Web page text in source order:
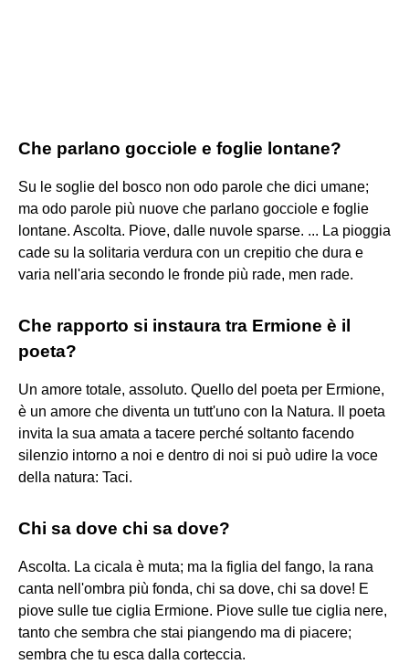
Che parlano gocciole e foglie lontane?
Su le soglie del bosco non odo parole che dici umane;
ma odo parole più nuove che parlano gocciole e foglie
lontane. Ascolta. Piove, dalle nuvole sparse. ... La pioggia
cade su la solitaria verdura con un crepitio che dura e
varia nell'aria secondo le fronde più rade, men rade.
Che rapporto si instaura tra Ermione è il
poeta?
Un amore totale, assoluto. Quello del poeta per Ermione,
è un amore che diventa un tutt'uno con la Natura. Il poeta
invita la sua amata a tacere perché soltanto facendo
silenzio intorno a noi e dentro di noi si può udire la voce
della natura: Taci.
Chi sa dove chi sa dove?
Ascolta. La cicala è muta; ma la figlia del fango, la rana
canta nell'ombra più fonda, chi sa dove, chi sa dove! E
piove sulle tue ciglia Ermione. Piove sulle tue ciglia nere,
tanto che sembra che stai piangendo ma di piacere;
sembra che tu esca dalla corteccia.